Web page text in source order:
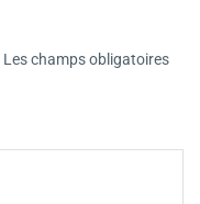
Les champs obligatoires